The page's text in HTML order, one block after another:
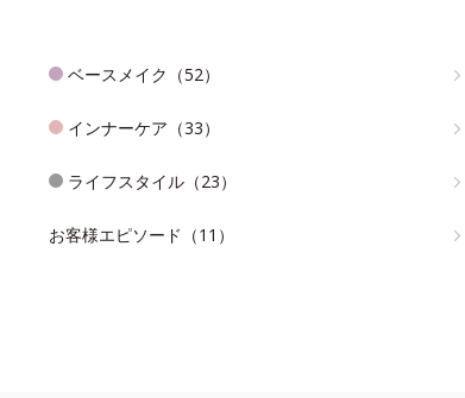
ベースメイク（52）
インナーケア（33）
ライフスタイル（23）
お客様エピソード（11）